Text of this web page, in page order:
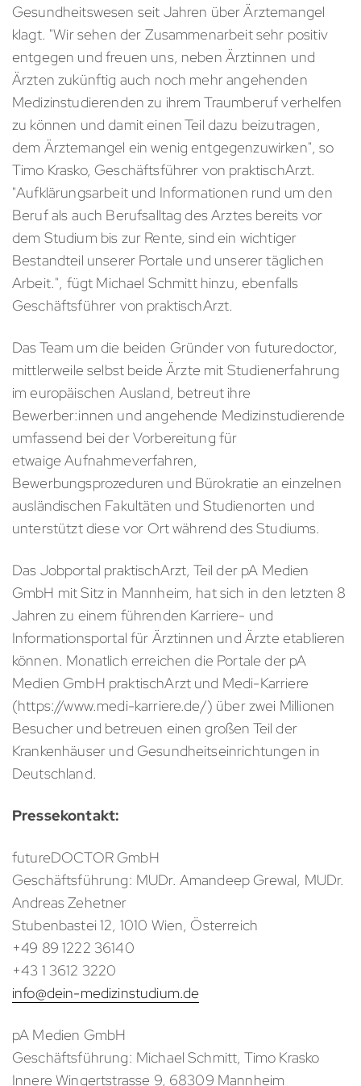
Gesundheitswesen seit Jahren über Ärztemangel
klagt. "Wir sehen der Zusammenarbeit sehr positiv
entgegen und freuen uns, neben Ärztinnen und
Ärzten zukünftig auch noch mehr angehenden
Medizinstudierenden zu ihrem Traumberuf verhelfen
zu können und damit einen Teil dazu beizutragen,
dem Ärztemangel ein wenig entgegenzuwirken", so
Timo Krasko, Geschäftsführer von praktischArzt.
"Aufklärungsarbeit und Informationen rund um den
Beruf als auch Berufsalltag des Arztes bereits vor
dem Studium bis zur Rente, sind ein wichtiger
Bestandteil unserer Portale und unserer täglichen
Arbeit.", fügt Michael Schmitt hinzu, ebenfalls
Geschäftsführer von praktischArzt.
Das Team um die beiden Gründer von futuredoctor,
mittlerweile selbst beide Ärzte mit Studienerfahrung
im europäischen Ausland, betreut ihre
Bewerber:innen und angehende Medizinstudierende
umfassend bei der Vorbereitung für
etwaige Aufnahmeverfahren,
Bewerbungsprozeduren und Bürokratie an einzelnen
ausländischen Fakultäten und Studienorten und
unterstützt diese vor Ort während des Studiums.
Das Jobportal praktischArzt, Teil der pA Medien
GmbH mit Sitz in Mannheim, hat sich in den letzten 8
Jahren zu einem führenden Karriere- und
Informationsportal für Ärztinnen und Ärzte etablieren
können. Monatlich erreichen die Portale der pA
Medien GmbH praktischArzt und Medi-Karriere
(https://www.medi-karriere.de/) über zwei Millionen
Besucher und betreuen einen großen Teil der
Krankenhäuser und Gesundheitseinrichtungen in
Deutschland.
Pressekontakt:
futureDOCTOR GmbH
Geschäftsführung: MUDr. Amandeep Grewal, MUDr.
Andreas Zehetner
Stubenbastei 12, 1010 Wien, Österreich
+49 89 1222 36140
+43 1 3612 3220
info@dein-medizinstudium.de
pA Medien GmbH
Geschäftsführung: Michael Schmitt, Timo Krasko
Innere Wingertstrasse 9, 68309 Mannheim